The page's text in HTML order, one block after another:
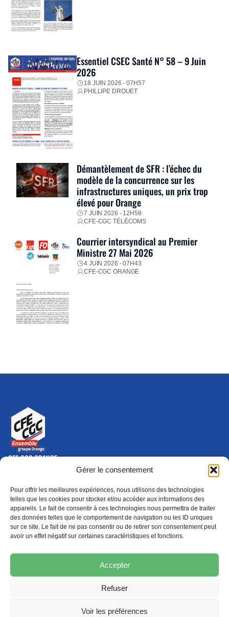
Gérer le consentement
Pour offrir les meilleures expériences, nous utilisons des technologies
telles que les cookies pour stocker et/ou accéder aux informations des
appareils. Le fait de consentir à ces technologies nous permettra de traiter
des données telles que le comportement de navigation ou les ID uniques
sur ce site. Le fait de ne pas consentir ou de retirer son consentement peut
avoir un effet négatif sur certaines caractéristiques et fonctions.
Accepter
Refuser
Voir les préférences
Essentiel CSEC Santé N° 58 – 9 Juin
2026
18 JUIN 2026 - 07H57
PHILLIPE DROUET
Démantèlement de SFR : l’échec du
modèle de la concurrence sur les
infrastructures uniques, un prix trop
élevé pour Orange
7 JUIN 2026 - 12H58
CFE-CGC TÉLÉCOMS
Courrier intersyndical au Premier
Ministre 27 Mai 2026
4 JUIN 2026 - 07H43
CFE-CGC ORANGE
CFE-CGC ORANGE
10-12 rue Saint Amand, 75015 Paris Cedex 15
Nous contacter
01 46 79 28 74
S'ABONNER(NOUVELLE FENÊTRE)
ADHÉRER
Épargne
(nouvelle fenêtre) Formation
(nouvelle fenêtre)
POLITIQUE DE COOKIES